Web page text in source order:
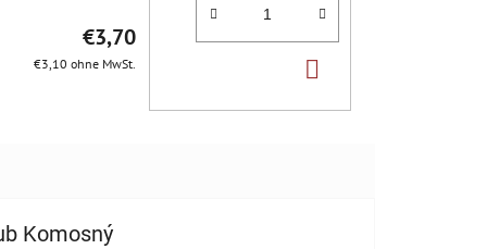
€3,70
€3,10 ohne MwSt.
DEN
Komosný